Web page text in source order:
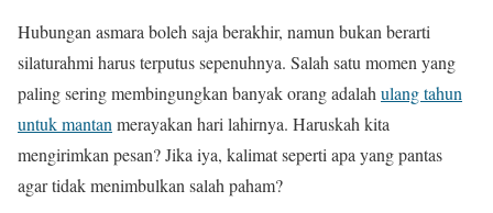
Hubungan asmara boleh saja berakhir, namun bukan berarti
silaturahmi harus terputus sepenuhnya. Salah satu momen yang
paling sering membingungkan banyak orang adalah ulang tahun
untuk mantan merayakan hari lahirnya. Haruskah kita
mengirimkan pesan? Jika iya, kalimat seperti apa yang pantas
agar tidak menimbulkan salah paham?